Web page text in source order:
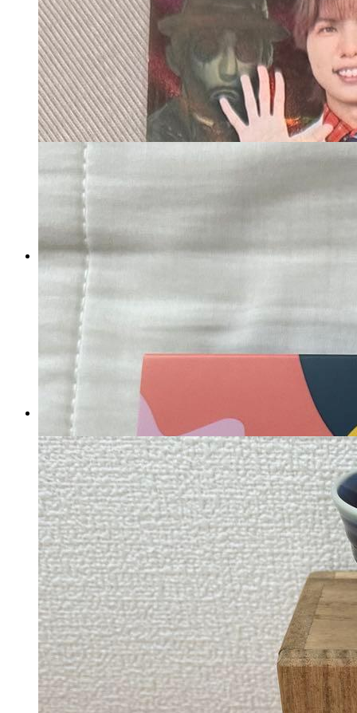
FRP製 NS-1用 Nタイプシート
カウル 純正テール用
マイストア在庫：
2195
カートに入れる
ウ*）様 第五人格 IJL カー
ド DoLisu あげどり どりす
マイストア在庫： 3474
税込
15718円